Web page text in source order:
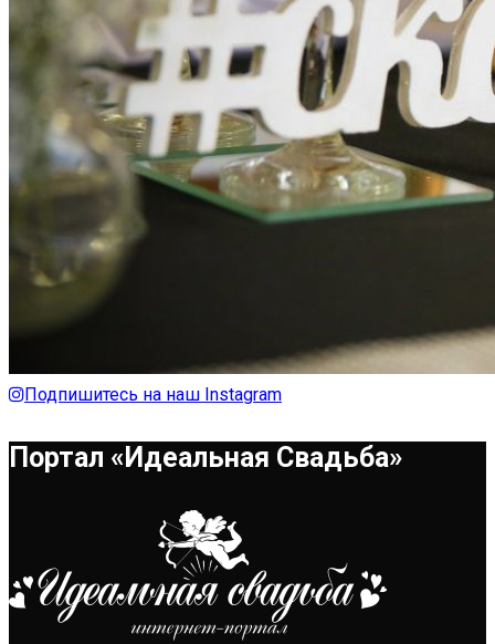
Подпишитесь на наш Instagram
Портал «Идеальная Свадьба»